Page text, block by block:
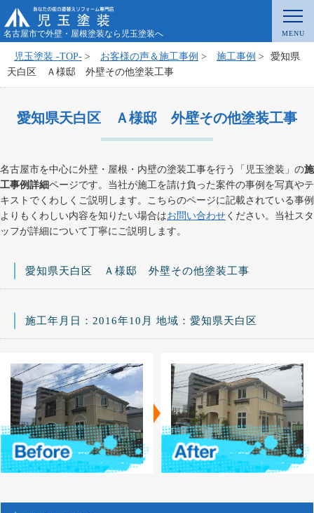
名古屋市で外壁・屋根塗装なら児玉塗装へ
児玉塗装 -TOP- > お客様の声＆施工事例 > 施工事例 >
愛知県
天白区 Ａ様邸 外壁その他塗装工事
愛知県天白区 Ａ様邸 外壁その他塗装工事
名古屋市を中心に外壁・屋根・内壁の塗装工事を行う「児玉塗装」の施
工事例詳細ページです。当社が施工を請け負った案件の事例を写真やテ
キストでくわしくご説明します。こちらのページに記載されている事例
よりもくわしい内容を知りたい場合はお問い合わせ ください。当社スタ
ッフが詳細について丁寧にご説明します。
愛知県天白区 Ａ様邸 外壁その他塗装工事
施工年月日：2016年10月 地域：愛知県天白区